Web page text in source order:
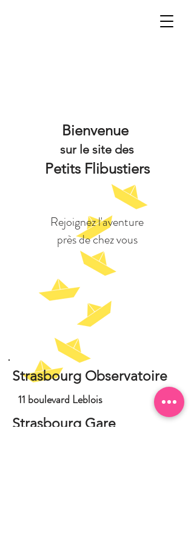
Bienvenue
sur le site des
Petits Flibustiers
Strasbourg Observatoire
11 boulevard Leblois
Strasbourg Gare
Rejoignez l'aventure
près de chez vous